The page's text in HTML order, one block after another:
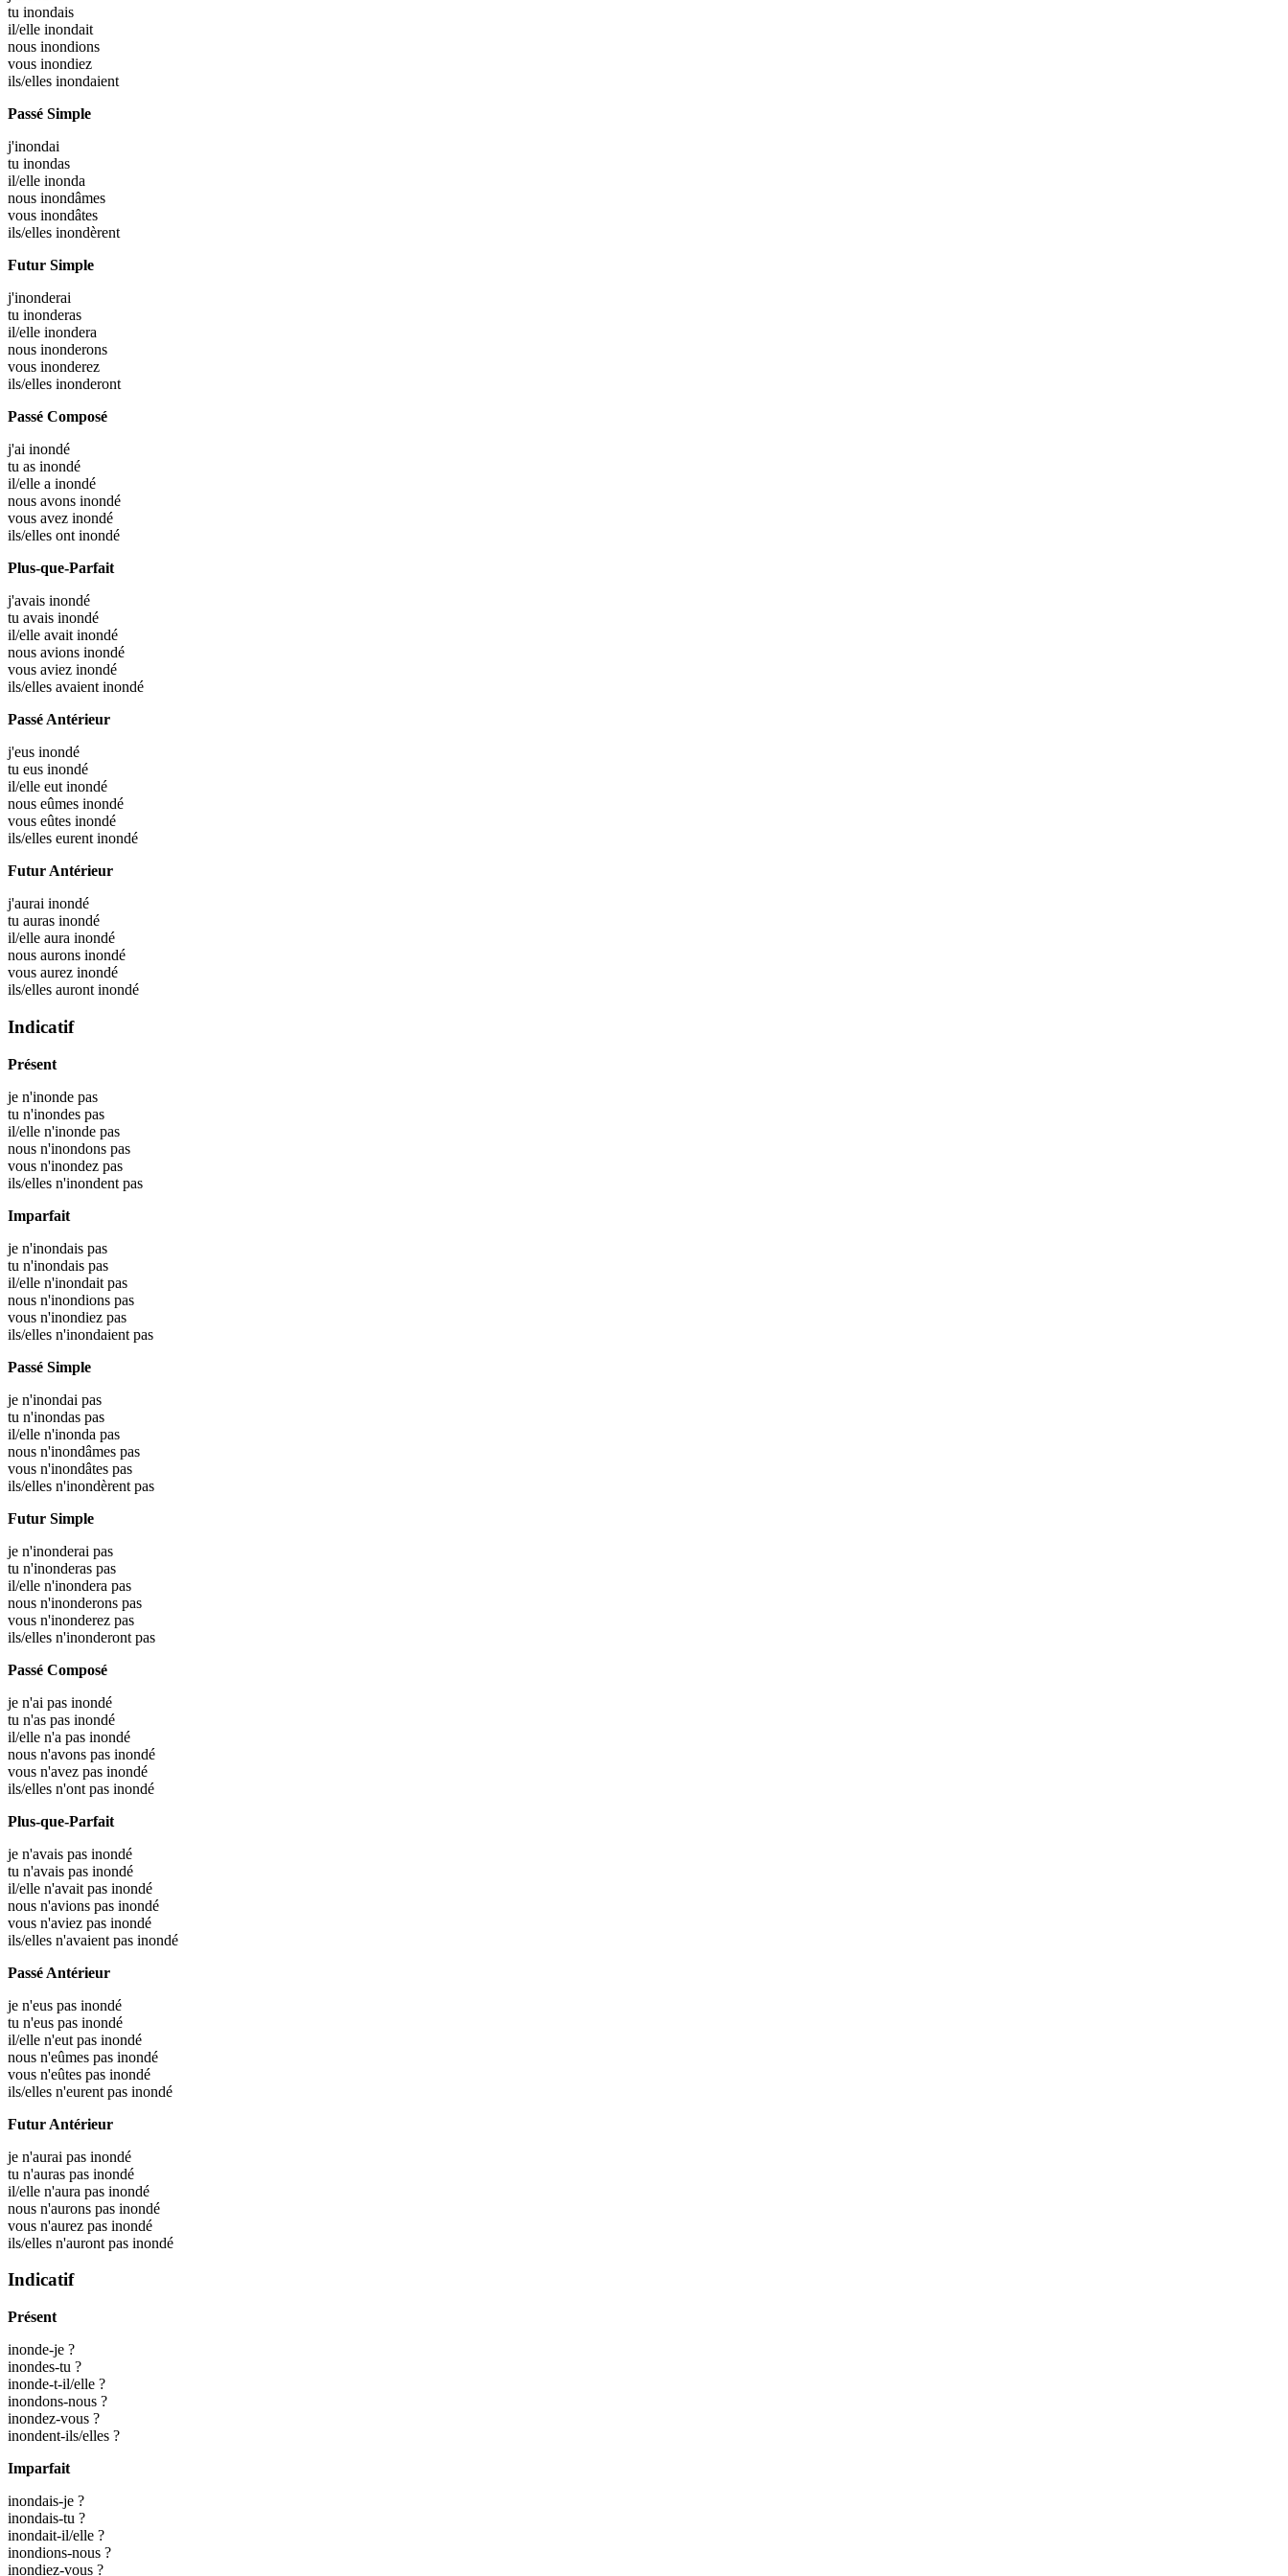
tu inondais
il/elle inondait
nous inondions
vous inondiez
ils/elles inondaient
Passé Simple
j'inondai
tu inondas
il/elle inonda
nous inondâmes
vous inondâtes
ils/elles inondèrent
Futur Simple
j'inonderai
tu inonderas
il/elle inondera
nous inonderons
vous inonderez
ils/elles inonderont
Passé Composé
j'ai inondé
tu as inondé
il/elle a inondé
nous avons inondé
vous avez inondé
ils/elles ont inondé
Plus-que-Parfait
j'avais inondé
tu avais inondé
il/elle avait inondé
nous avions inondé
vous aviez inondé
ils/elles avaient inondé
Passé Antérieur
j'eus inondé
tu eus inondé
il/elle eut inondé
nous eûmes inondé
vous eûtes inondé
ils/elles eurent inondé
Futur Antérieur
j'aurai inondé
tu auras inondé
il/elle aura inondé
nous aurons inondé
vous aurez inondé
ils/elles auront inondé
Indicatif
Présent
je n'inonde pas
tu n'inondes pas
il/elle n'inonde pas
nous n'inondons pas
vous n'inondez pas
ils/elles n'inondent pas
Imparfait
je n'inondais pas
tu n'inondais pas
il/elle n'inondait pas
nous n'inondions pas
vous n'inondiez pas
ils/elles n'inondaient pas
Passé Simple
je n'inondai pas
tu n'inondas pas
il/elle n'inonda pas
nous n'inondâmes pas
vous n'inondâtes pas
ils/elles n'inondèrent pas
Futur Simple
je n'inonderai pas
tu n'inonderas pas
il/elle n'inondera pas
nous n'inonderons pas
vous n'inonderez pas
ils/elles n'inonderont pas
Passé Composé
je n'ai pas inondé
tu n'as pas inondé
il/elle n'a pas inondé
nous n'avons pas inondé
vous n'avez pas inondé
ils/elles n'ont pas inondé
Plus-que-Parfait
je n'avais pas inondé
tu n'avais pas inondé
il/elle n'avait pas inondé
nous n'avions pas inondé
vous n'aviez pas inondé
ils/elles n'avaient pas inondé
Passé Antérieur
je n'eus pas inondé
tu n'eus pas inondé
il/elle n'eut pas inondé
nous n'eûmes pas inondé
vous n'eûtes pas inondé
ils/elles n'eurent pas inondé
Futur Antérieur
je n'aurai pas inondé
tu n'auras pas inondé
il/elle n'aura pas inondé
nous n'aurons pas inondé
vous n'aurez pas inondé
ils/elles n'auront pas inondé
Indicatif
Présent
inonde-je ?
inondes-tu ?
inonde-t-il/elle ?
inondons-nous ?
inondez-vous ?
inondent-ils/elles ?
Imparfait
inondais-je ?
inondais-tu ?
inondait-il/elle ?
inondions-nous ?
inondiez-vous ?